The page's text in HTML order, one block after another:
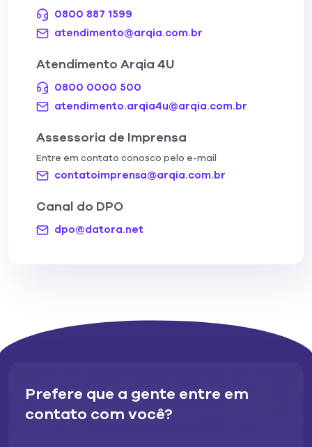
0800 887 1599
atendimento@arqia.com.br
Atendimento Arqia 4U
0800 0000 500
atendimento.arqia4u@arqia.com.br
Assessoria de Imprensa
Entre em contato conosco pelo e-mail
contatoimprensa@arqia.com.br
Canal do DPO
dpo@datora.net
Prefere que a gente entre em
contato com você?